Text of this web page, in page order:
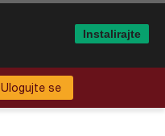
Ulogujte se
Instalirajte